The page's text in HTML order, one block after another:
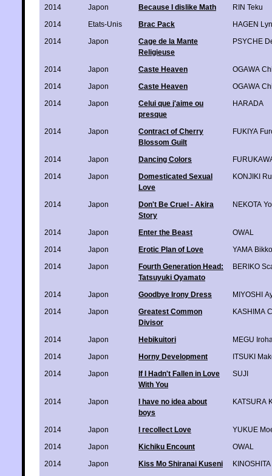
2014
Japon Because I dislike Math
RIN Teku
2014
Etats-Unis Brac Pack
HAGEN
2014
Japon
Cage de la Mante
Religieuse
PSYCHE
2014 Japon Caste Heaven
OGAWA
2014
Japon Caste Heaven
OGAWA
2014
Japon
Celui que j'aime ou
presque
HARADA
2014 Japon
Contract of Cherry
Blossom Guilt
FUKIYA
2014 Japon Dancing Colors
2014
Japon
Domesticated Sexual
Love
KONJIKI
2014 Japon
Don't Be Cruel - Akira
Story
NEKOTA
2014 Japon Enter the Beast
OWAL
2014
Japon Erotic Plan of Love
YAMA Bikko
2014
Japon
Fourth Generation Head:
Tatsuyuki Oyamato
BERIKO
2014 Japon Goodbye Irony Dress
MIYOSHI
2014
Japon
Greatest Common
Divisor
KASHIMA
2014 Japon Hebikuitori
MEGU
2014
Japon Horny Development
ITSUKI
2014
Japon
If I Hadn't Fallen in Love
With You
SUJI
2014 Japon
I have no idea about
boys
KATSURA
2014 Japon I recollect Love
YUKUE
2014
Japon Kichiku Encount
OWAL
2014
Japon Kiss Mo Shiranai Kuseni